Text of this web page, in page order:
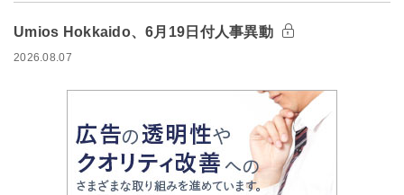
Umios Hokkaido、6月19日付人事異動
2026.08.07